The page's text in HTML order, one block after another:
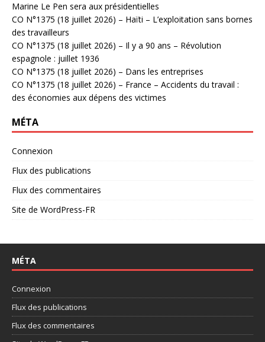
Marine Le Pen sera aux présidentielles
CO N°1375 (18 juillet 2026) – Haïti – L’exploitation sans bornes
des travailleurs
CO N°1375 (18 juillet 2026) – Il y a 90 ans – Révolution
espagnole : juillet 1936
CO N°1375 (18 juillet 2026) – Dans les entreprises
CO N°1375 (18 juillet 2026) – France – Accidents du travail :
des économies aux dépens des victimes
MÉTA
Connexion
Flux des publications
Flux des commentaires
Site de WordPress-FR
MÉTA
Connexion
Flux des publications
Flux des commentaires